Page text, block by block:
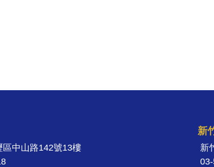
區中山路142號13樓
新
新